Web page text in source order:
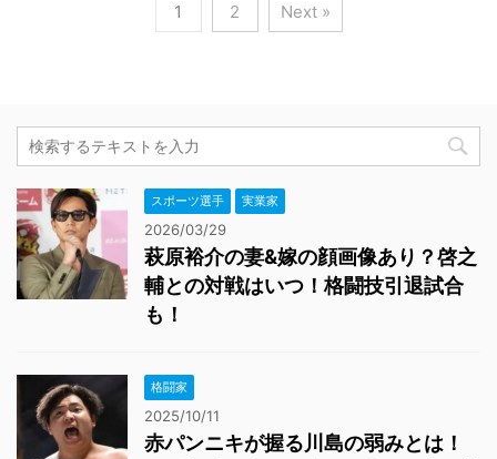
1 2 Next »
スポーツ選手 実業家
2026/03/29
萩原裕介の妻&嫁の顔画像あり？啓之
輔との対戦はいつ！格闘技引退試合
も！
格闘家
2025/10/11
赤パンニキが握る川島の弱みとは！